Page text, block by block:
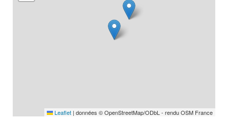
Leaflet | données © OpenStreetMap/ODbL - rendu OSM France